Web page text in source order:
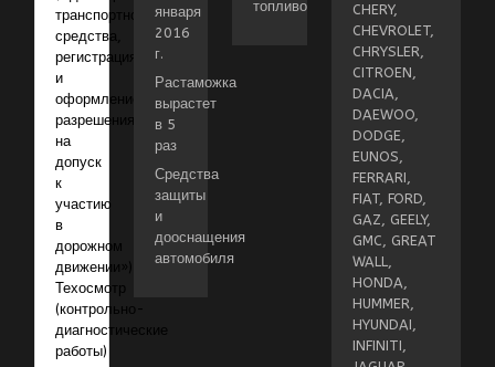
транспортного
средства,
регистрация
и
оформление
разрешения
на
допуск
к
участию
в
дорожном
движении»)
Техосмотр
(контрольно-
диагностические
работы)
января
2016
г.
Растаможка
вырастет
в 5
раз
Средства
защиты
и
дооснащения
автомобиля
топливо
CHERY,
CHEVROLET,
CHRYSLER,
CITROEN,
DACIA,
DAEWOO,
DODGE,
EUNOS,
FERRARI,
FIAT, FORD,
GAZ, GEELY,
GMC, GREAT
WALL,
HONDA,
HUMMER,
HYUNDAI,
INFINITI,